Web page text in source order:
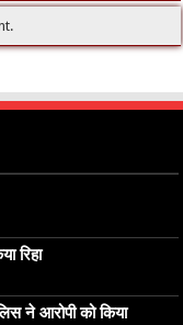
रिहा
ने आरोपी को किया